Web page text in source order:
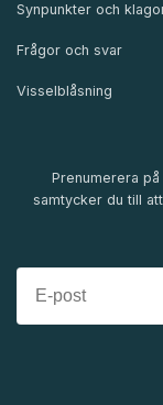
Synpunkter och
Frågor och svar
Visselblåsning
Prenumerera
samtycker du till